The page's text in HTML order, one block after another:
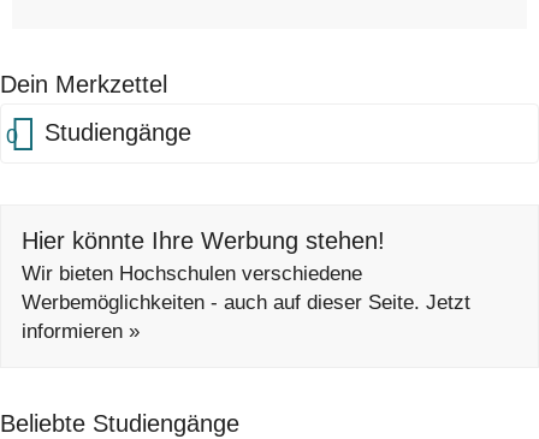
Dein Merkzettel
0 Studiengänge
Hier könnte Ihre Werbung stehen!
Wir bieten Hochschulen verschiedene
Werbemöglichkeiten - auch auf dieser Seite. Jetzt
informieren »
Beliebte Studiengänge